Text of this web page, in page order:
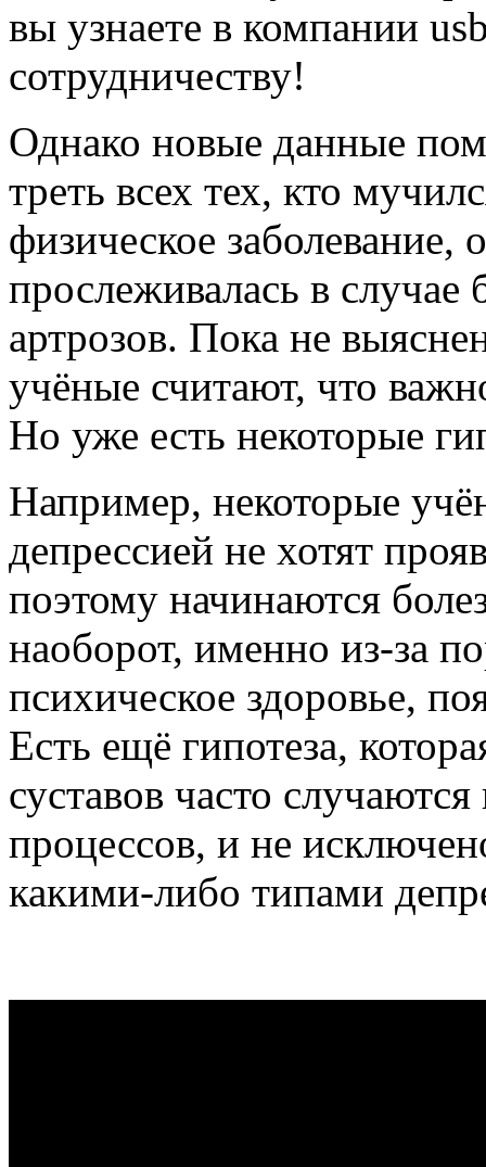
вы узнаете в компании
сотрудничеству!
Однако новые данные
треть всех тех, кто
физическое заболевание,
прослеживалась в случае
артрозов. Пока не
учёные считают, что
Но уже есть некоторые
Например, некоторые
депрессией не хотят
поэтому начинаются
наоборот, именно из-за
психическое здоровье,
Есть ещё гипотеза,
суставов часто
процессов, и не
какими-либо типами